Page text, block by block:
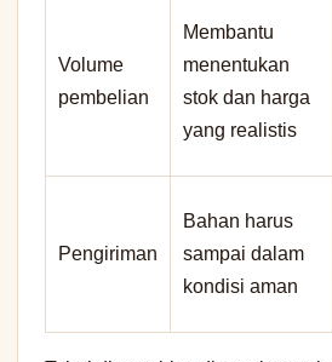
Volume
pembelian
Membantu
menentukan
stok dan harga
yang realistis
Pengiriman
Bahan harus
sampai dalam
kondisi aman